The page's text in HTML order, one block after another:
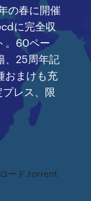
の春に開催
に完全収
。60ペー
、25周年記
おまけも充
レス、限
ード.torrent